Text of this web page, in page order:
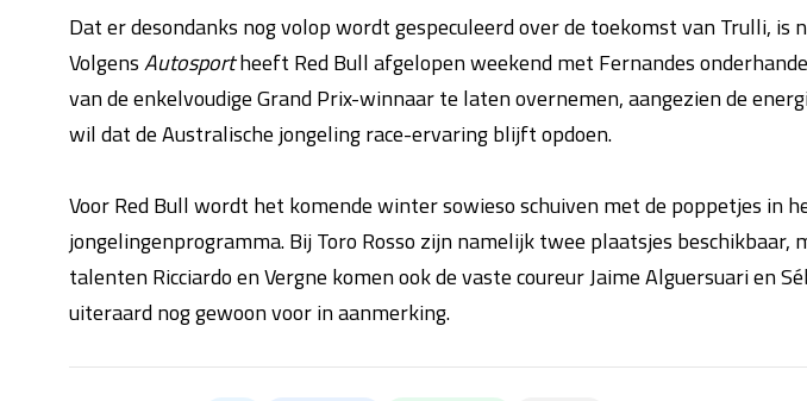
Dat er desondanks nog volop wordt gespeculeerd over de toekomst van Trulli, is
VolgensAutosportheeft Red Bull afgelopen weekend met Fernandes
van de enkelvoudige Grand Prix-winnaar te laten overnemen, aangezien de
wil dat de Australische jongeling race-ervaring blijft opdoen.
Voor Red Bull wordt het komende winter sowieso schuiven met de poppetjes in
jongelingenprogramma. Bij Toro Rosso zijn namelijk twee plaatsjes beschikbaar,
talenten Ricciardo en Vergne komen ook de vaste coureur Jaime Alguersuari en
uiteraard nog gewoon voor in aanmerking.